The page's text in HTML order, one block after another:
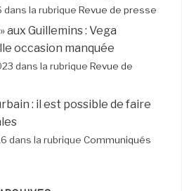
dans la rubrique Revue de presse
aux Guillemins : Vega
occasion manquée
dans la rubrique Revue de
: il est possible de faire
dans la rubrique Communiqués